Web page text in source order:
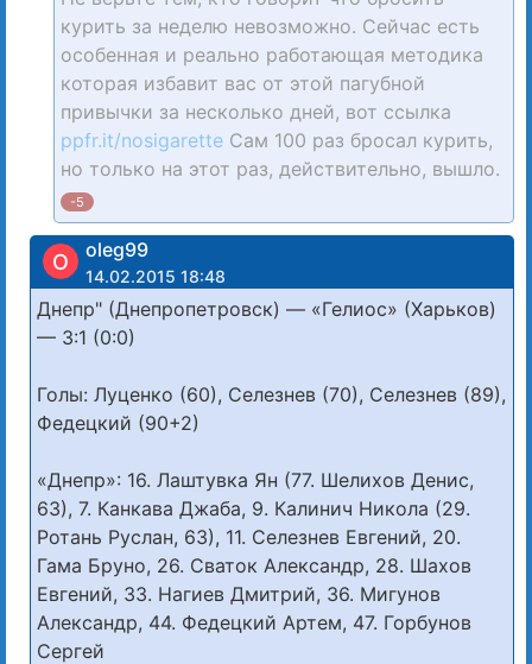
курить за неделю невозможно. Сейчас есть
особенная и реально работающая методика
которая избавит вас от этой пагубной
привычки за несколько дней, вот ссылка
ppfr.it/nosigarette Сам 100 раз бросал курить,
но только на этот раз, действительно, вышло.
-5
O oleg99
14.02.2015 18:48
Днепр" (Днепропетровск) — «Гелиос» (Харьков)
— 3:1 (0:0)
Голы: Луценко (60), Селезнев (70), Селезнев (89),
Федецкий (90+2)
«Днепр»: 16. Лаштувка Ян (77. Шелихов Денис,
63), 7. Канкава Джаба, 9. Калинич Никола (29.
Ротань Руслан, 63), 11. Селезнев Евгений, 20.
Гама Бруно, 26. Сваток Александр, 28. Шахов
Евгений, 33. Нагиев Дмитрий, 36. Мигунов
Александр, 44. Федецкий Артем, 47. Горбунов
Сергей